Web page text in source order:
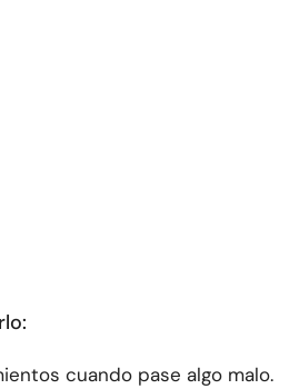
cuando pase algo malo.